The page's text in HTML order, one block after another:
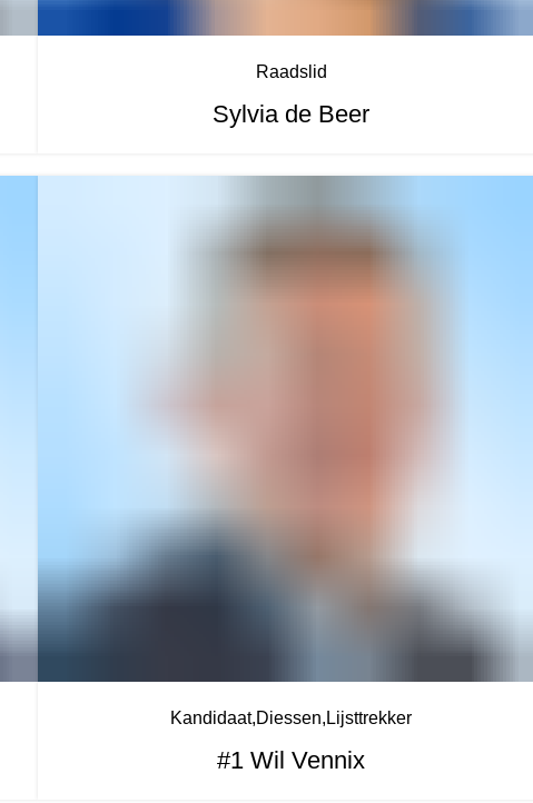
Raadslid
Sylvia de Beer
Kandidaat Diessen Lijsttrekker
#1 Wil Vennix